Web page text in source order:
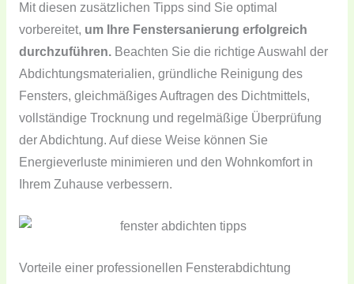
Mit diesen zusätzlichen Tipps sind Sie optimal
vorbereitet, um Ihre Fenstersanierung erfolgreich
durchzuführen.Beachten Sie die richtige Auswahl der
Abdichtungsmaterialien, gründliche Reinigung des
Fensters, gleichmäßiges Auftragen des Dichtmittels,
vollständige Trocknung und regelmäßige Überprüfung
der Abdichtung. Auf diese Weise können Sie
Energieverluste minimieren und den Wohnkomfort in
Ihrem Zuhause verbessern.
Vorteile einer professionellen Fensterabdichtung